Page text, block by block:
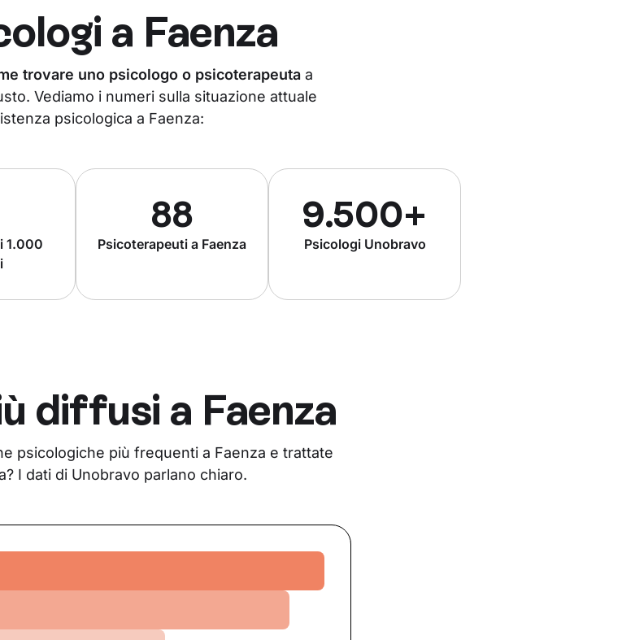
a Faenza
trovare uno psicologo o psicoterapeuta a
Vediamo i numeri sulla situazione attuale
psicologica a Faenza:
1.000
88
Psicoterapeuti a Faenza
9.500+
Psicologi Unobravo
diffusi a Faenza
psicologiche più frequenti a Faenza e trattate
I dati di Unobravo parlano chiaro.